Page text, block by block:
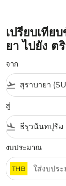
เปรียบเทีย
ยา ไปยัง ต
จาก
flight_takeoff
สู่
flight_land
งบประมาณ
THB